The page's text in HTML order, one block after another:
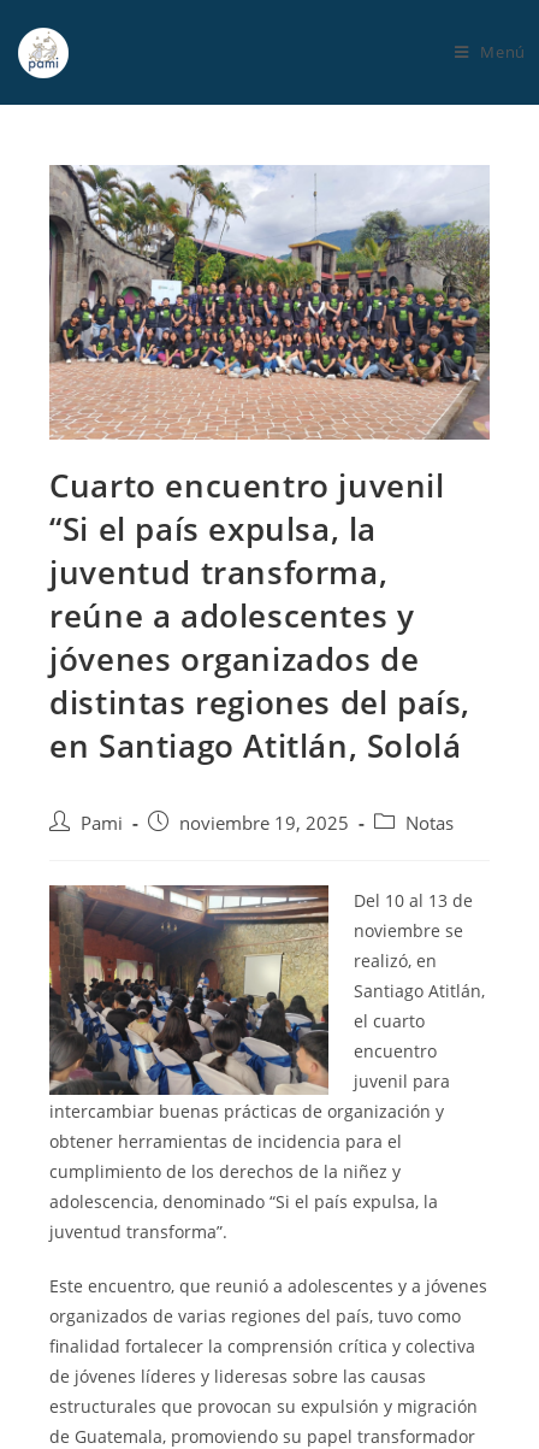
Menú
Cuarto encuentro juvenil
“Si el país expulsa, la
juventud transforma,
reúne a adolescentes y
jóvenes organizados de
distintas regiones del país,
en Santiago Atitlán, Sololá
Pami noviembre 19, 2025 Notas
Del 10 al 13 de
noviembre se
realizó, en
Santiago Atitlán,
el cuarto
encuentro
juvenil para
intercambiar buenas prácticas de organización y
obtener herramientas de incidencia para el
cumplimiento de los derechos de la niñez y
adolescencia, denominado “Si el país expulsa, la
juventud transforma”.
Este encuentro, que reunió a adolescentes y a jóvenes
organizados de varias regiones del país, tuvo como
finalidad fortalecer la comprensión crítica y colectiva
de jóvenes líderes y lideresas sobre las causas
estructurales que provocan su expulsión y migración
de Guatemala, promoviendo su papel transformador